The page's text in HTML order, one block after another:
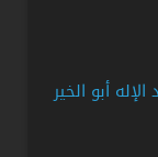
أبو الخير